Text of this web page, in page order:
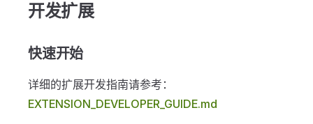
开发扩展
快速开始
详细的扩展开发指南请参考：
EXTENSION_DEVELOPER_GUIDE.md